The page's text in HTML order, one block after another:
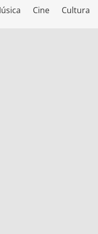
Cine Cultura